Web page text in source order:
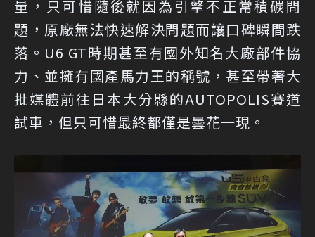
量，只可惜隨後就因為引擎不正常積碳問
題，原廠無法快速解決問題而讓口碑瞬間跌
落。U6 GT時期甚至有國外知名大廠部件協
力、並擁有國產馬力王的稱號，甚至帶著大
批媒體前往日本大分縣的AUTOPOLIS賽道
試車，但只可惜最終都僅是曇花一現。